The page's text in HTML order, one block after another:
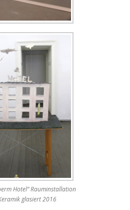
Hotel“ Rauminstallation
glasiert 2016